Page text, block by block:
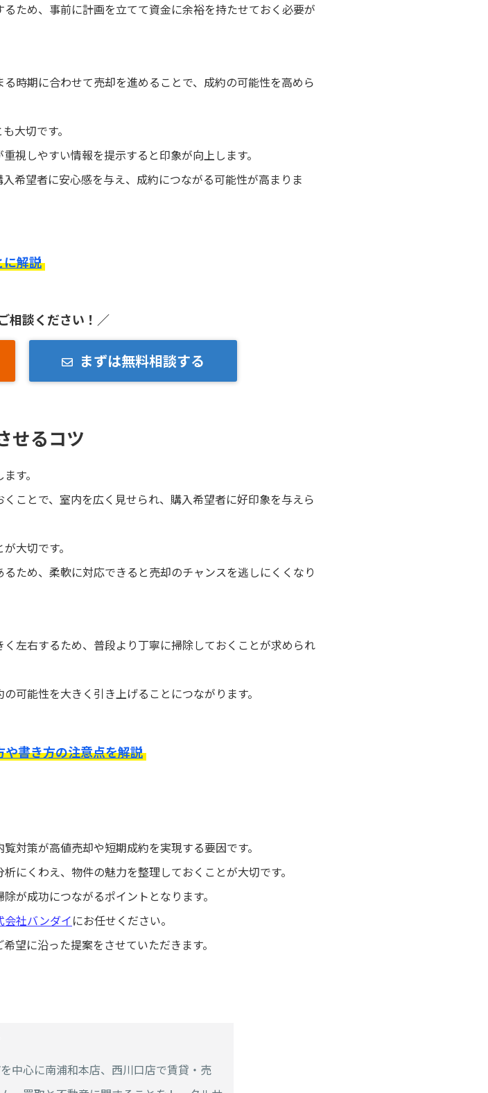
ため、事前に計画を立てて資金に余裕を持たせておく必要が
時期に合わせて売却を進めることで、成約の可能性を高めら
大切です。
視しやすい情報を提示すると印象が向上します。
希望者に安心感を与え、成約につながる可能性が高まりま
に解説
相談ください！／
まずは無料相談する
せるコツ
す。
ことで、室内を広く見せられ、購入希望者に好印象を与えら
大切です。
ため、柔軟に対応できると売却のチャンスを逃しにくくなり
左右するため、普段より丁寧に掃除しておくことが求められ
可能性を大きく引き上げることにつながります。
書き方の注意点を解説
対策が高値売却や短期成約を実現する要因です。
にくわえ、物件の魅力を整理しておくことが大切です。
が成功につながるポイントとなります。
会社バンダイにお任せください。
望に沿った提案をさせていただきます。
中心に南浦和本店、西川口店で賃貸・売